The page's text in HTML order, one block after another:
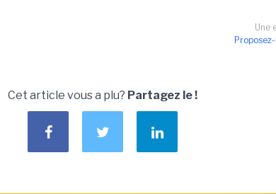
Une
Cet article vous a plu? Partagez le !